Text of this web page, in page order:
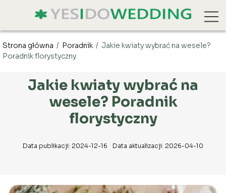
Strona główna / Poradnik / Jakie kwiaty wybrać na wesele?
Poradnik florystyczny
Jakie kwiaty wybrać na
wesele? Poradnik
florystyczny
Data publikacji: 2024-12-16 Data aktualizacji: 2026-04-10